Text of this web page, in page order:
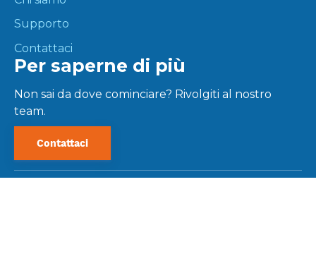
Supporto
Contattaci
Per saperne di più
Non sai da dove cominciare? Rivolgiti al nostro
team.
Contattaci